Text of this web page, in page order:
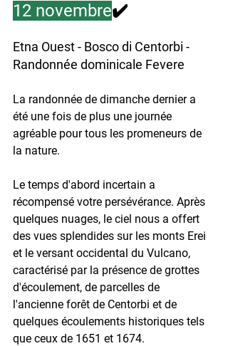
12 novembre✔️
Etna Ouest - Bosco di Centorbi -
Randonnée dominicale Fevere
La randonnée de dimanche dernier a
été une fois de plus une journée
agréable pour tous les promeneurs de
la nature.
Le temps d'abord incertain a
récompensé votre persévérance. Après
quelques nuages, le ciel nous a offert
des vues splendides sur les monts Erei
et le versant occidental du Vulcano,
caractérisé par la présence de grottes
d'écoulement, de parcelles de
l'ancienne forêt de Centorbi et de
quelques écoulements historiques tels
que ceux de 1651 et 1674.